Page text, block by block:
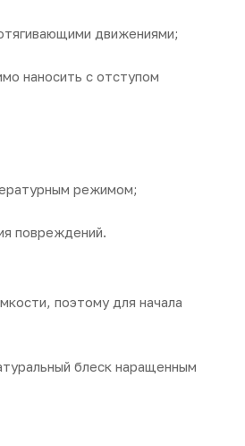
движениями;
наносить с отступом
режимом;
повреждений.
поэтому для начала
блеск наращенным